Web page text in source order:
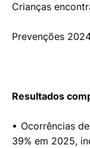
Crianças
Prevenções
Resultados
• Ocorrências
39% em 2025,